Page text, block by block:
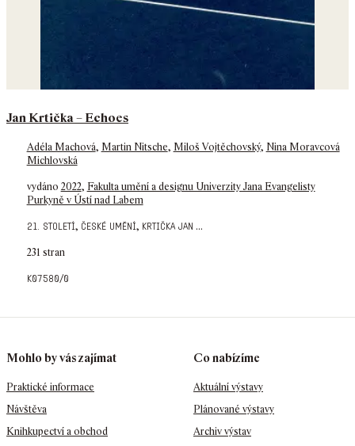
Jan Krtička – Echoes
Adéla Machová, Martin Nitsche, Miloš Vojtěchovský, Nina Moravcová
Michlovská
vydáno 2022, Fakulta umění a designu Univerzity Jana Evangelisty
Purkyně v Ústí nad Labem
21. století, české umění, krtička jan ...
231 stran
k07580/0
Mohlo by vás zajímat
Praktické informace
Návštěva
Knihkupectví a obchod
Co nabízíme
Aktuální výstavy
Plánované výstavy
Archiv výstav